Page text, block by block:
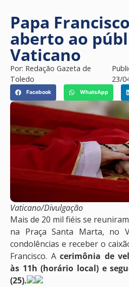
Papa
aberto ao
Vaticano
Por: Redação Gazeta de
Toledo
23/
Facebook WhatsApp
Vaticano/Divulgação
Mais de 20 mil fiéis se
na Praça Santa Marta, no
condolências e receber o
Francisco. A cerimônia de
às 11h (horário local) e
(25).